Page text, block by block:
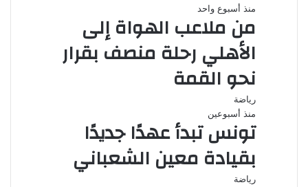
منذ أسبوع واحد
من ملاعب الهواة إلى
الأهلي رحلة منصف بقرار
نحو القمة
رياضة
منذ أسبوعين
تونس تبدأ عهدًا جديدًا
بقيادة معين الشعباني
رياضة